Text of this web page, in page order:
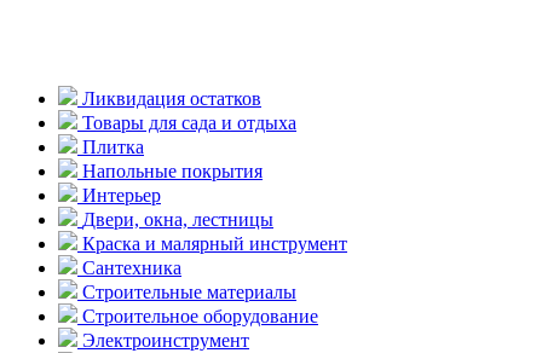
Ликвидация остатков
Товары для сада и отдыха
Плитка
Напольные покрытия
Интерьер
Двери, окна, лестницы
Краска и малярный инструмент
Сантехника
Строительные материалы
Строительное оборудование
Электроинструмент